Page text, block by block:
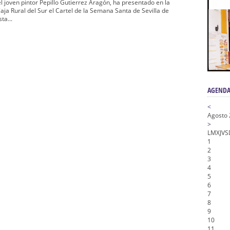
la Virgen del Valle
Angustia
la Salud
joven pintor Pepillo Gutierrez Aragón, ha presentado en la
Rural del Sur el Cartel de la Semana Santa de Sevilla de
<
Agosto
>
LMXJVS
1
2
3
4
5
6
7
8
9
10